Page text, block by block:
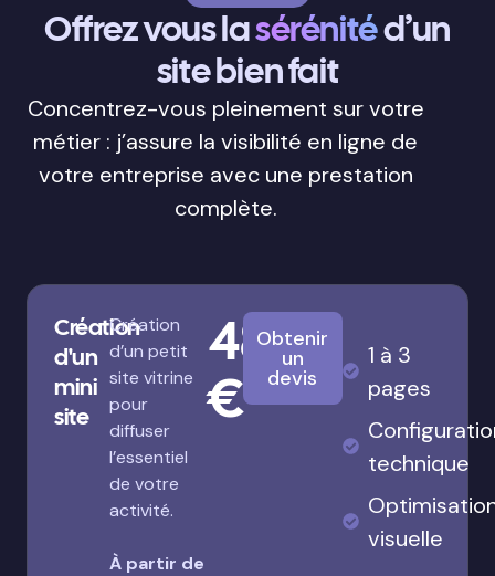
Offrez vous lasérénitéd’un
site bien fait
Concentrez-vous pleinement sur votre
métier : j’assure la visibilité en ligne de
votre entreprise avec une prestation
complète.
Création
d'un
mini
site
Création
d’un petit
site vitrine
pour
diffuser
l’essentiel
de votre
activité.
À partir de
480
€
Obtenir
un
devis
1 à 3
pages
technique
visuelle